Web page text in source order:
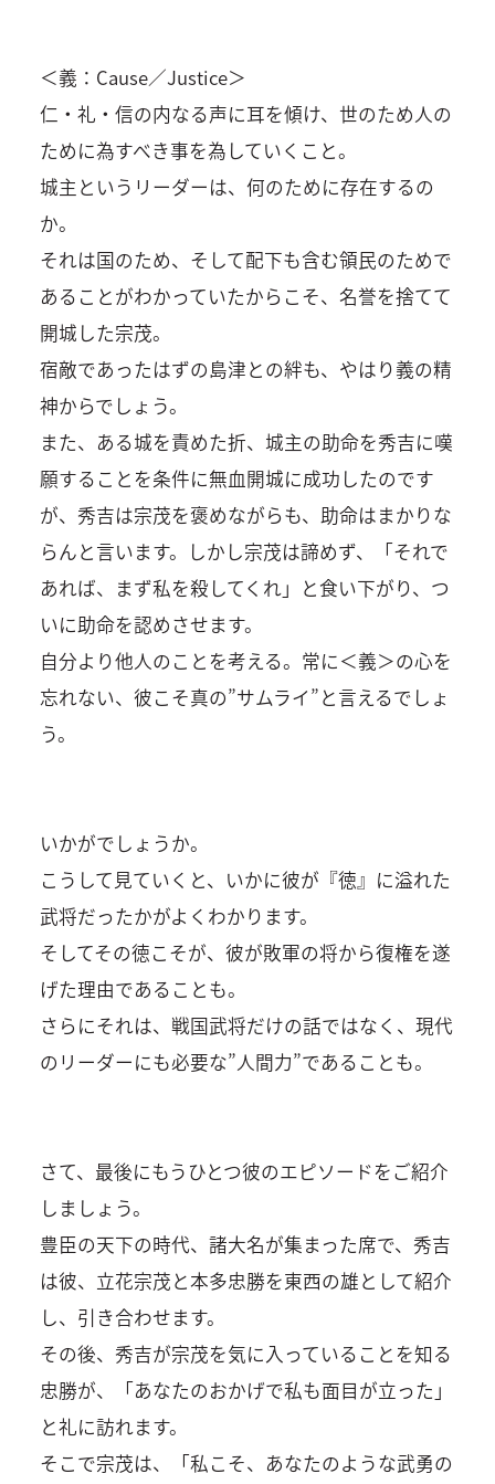
＜義：Cause／Justice＞
仁・礼・信の内なる声に耳を傾け、世のため人の
ために為すべき事を為していくこと。
城主というリーダーは、何のために存在するの
か。
それは国のため、そして配下も含む領民のためで
あることがわかっていたからこそ、名誉を捨てて
開城した宗茂。
宿敵であったはずの島津との絆も、やはり義の精
神からでしょう。
また、ある城を責めた折、城主の助命を秀吉に嘆
願することを条件に無血開城に成功したのです
が、秀吉は宗茂を褒めながらも、助命はまかりな
らんと言います。しかし宗茂は諦めず、「それで
あれば、まず私を殺してくれ」と食い下がり、つ
いに助命を認めさせます。
自分より他人のことを考える。常に＜義＞の心を
忘れない、彼こそ真の”サムライ”と言えるでしょ
う。
いかがでしょうか。
こうして見ていくと、いかに彼が『徳』に溢れた
武将だったかがよくわかります。
そしてその徳こそが、彼が敗軍の将から復権を遂
げた理由であることも。
さらにそれは、戦国武将だけの話ではなく、現代
のリーダーにも必要な”人間力”であることも。
さて、最後にもうひとつ彼のエピソードをご紹介
しましょう。
豊臣の天下の時代、諸大名が集まった席で、秀吉
は彼、立花宗茂と本多忠勝を東西の雄として紹介
し、引き合わせます。
その後、秀吉が宗茂を気に入っていることを知る
忠勝が、「あなたのおかげで私も面目が立った」
と礼に訪れます。
そこで宗茂は、「私こそ、あなたのような武勇の